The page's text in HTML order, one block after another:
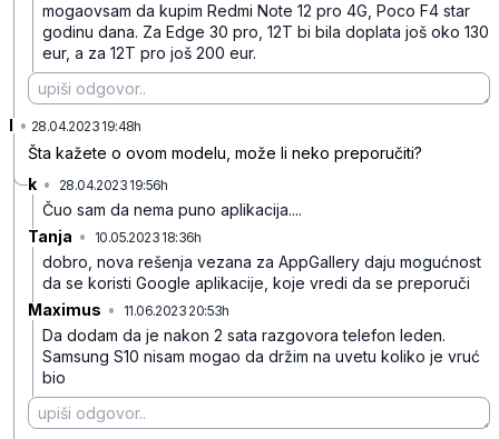
mogaovsam da kupim Redmi Note 12 pro 4G, Poco F4 star
godinu dana. Za Edge 30 pro, 12T bi bila doplata još oko 130
eur, a za 12T pro još 200 eur.
I • 28.04.2023 19:48h
Šta kažete o ovom modelu, može li neko preporučiti?
k • 28.04.2023 19:56h
Čuo sam da nema puno aplikacija....
Tanja • 10.05.2023 18:36h
dobro, nova rešenja vezana za AppGallery daju mogućnost
da se koristi Google aplikacije, koje vredi da se preporuči
Maximus • 11.06.2023 20:53h
Da dodam da je nakon 2 sata razgovora telefon leden.
Samsung S10 nisam mogao da držim na uvetu koliko je vruć
bio